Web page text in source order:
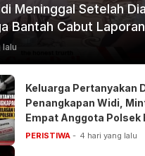
Meninggal Setelah
Bantah Cabut
lalu
Keluarga Pertanyakan
Penangkapan Widi,
Empat Anggota Polsek
PERISTIWA 4 hari yang lalu